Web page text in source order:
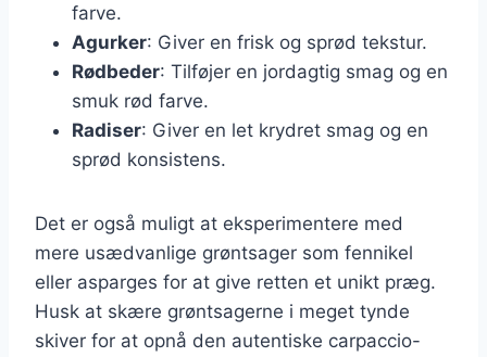
farve.
Agurker: Giver en frisk og sprød tekstur.
Rødbeder: Tilføjer en jordagtig smag og en
smuk rød farve.
Radiser: Giver en let krydret smag og en
sprød konsistens.
Det er også muligt at eksperimentere med
mere usædvanlige grøntsager som fennikel
eller asparges for at give retten et unikt præg.
Husk at skære grøntsagerne i meget tynde
skiver for at opnå den autentiske carpaccio-